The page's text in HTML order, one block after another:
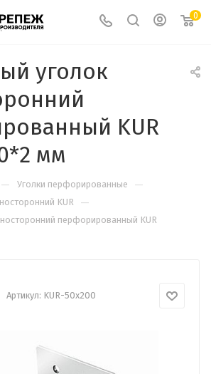
0
уголок
KUR
мм
— Уголки перфорированные —
KUR —
перфорированный KUR
Артикул: KUR-50х200